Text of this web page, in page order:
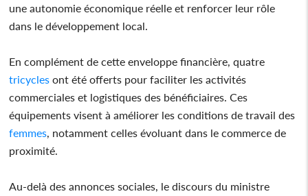
une autonomie économique réelle et renforcer leur rôle
dans le développement local.
En complément de cette enveloppe financière, quatre
tricycles ont été offerts pour faciliter les activités
commerciales et logistiques des bénéficiaires. Ces
équipements visent à améliorer les conditions de travail des
femmes , notamment celles évoluant dans le commerce de
proximité.
Au-delà des annonces sociales, le discours du ministre